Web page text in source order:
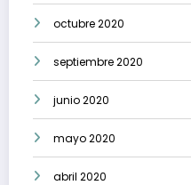
octubre 2020
septiembre 2020
junio 2020
mayo 2020
abril 2020